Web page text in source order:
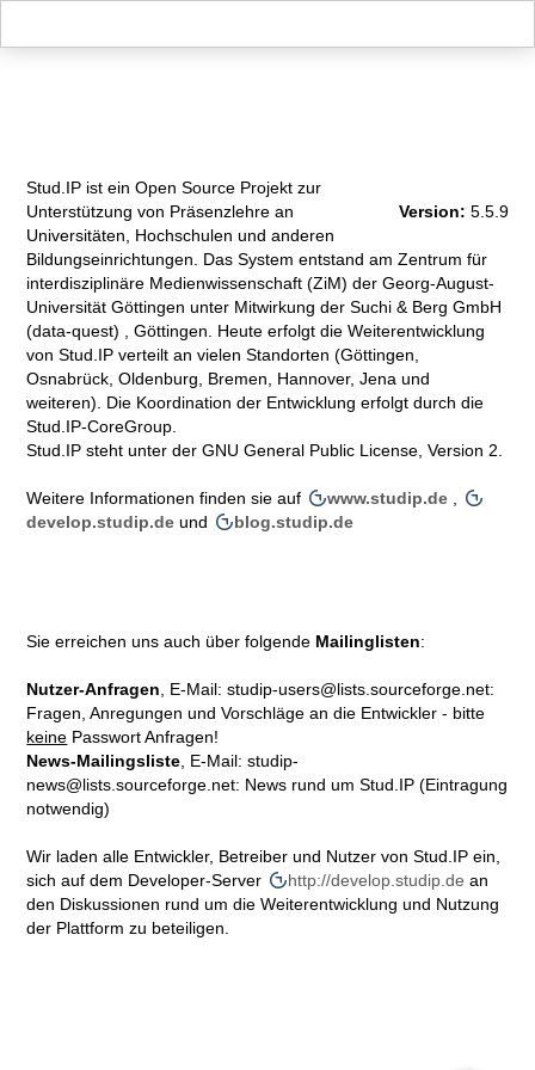
Hauptnavigation
Version: 5.5.9
Stud.IP ist ein Open Source Projekt zur
Unterstützung von Präsenzlehre an
Universitäten, Hochschulen und anderen
Bildungseinrichtungen. Das System entstand am Zentrum für
interdisziplinäre Medienwissenschaft (ZiM) der Georg-August-
Universität Göttingen unter Mitwirkung der Suchi & Berg GmbH
(data-quest) , Göttingen. Heute erfolgt die Weiterentwicklung
von Stud.IP verteilt an vielen Standorten (Göttingen,
Osnabrück, Oldenburg, Bremen, Hannover, Jena und
weiteren). Die Koordination der Entwicklung erfolgt durch die
Stud.IP-CoreGroup.
Stud.IP steht unter der GNU General Public License, Version 2.
Weitere Informationen finden sie auf www.studip.de ,
develop.studip.de und blog.studip.de
Sie erreichen uns auch über folgende Mailinglisten:
Nutzer-Anfragen, E-Mail: studip-users@lists.sourceforge.net:
Fragen, Anregungen und Vorschläge an die Entwickler - bitte
keine Passwort Anfragen!
News-Mailingsliste, E-Mail: studip-
news@lists.sourceforge.net: News rund um Stud.IP (Eintragung
notwendig)
Wir laden alle Entwickler, Betreiber und Nutzer von Stud.IP ein,
sich auf dem Developer-Server
http://develop.studip.de an
den Diskussionen rund um die Weiterentwicklung und Nutzung
der Plattform zu beteiligen.